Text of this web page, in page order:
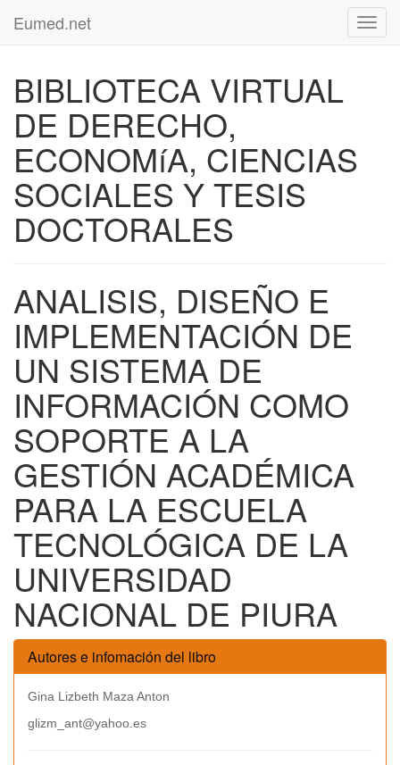
Eumed.net
BIBLIOTECA VIRTUAL
DE DERECHO,
ECONOMíA, CIENCIAS
SOCIALES Y TESIS
DOCTORALES
ANALISIS, DISEÑO E
IMPLEMENTACIÓN DE
UN SISTEMA DE
INFORMACIÓN COMO
SOPORTE A LA
GESTIÓN ACADÉMICA
PARA LA ESCUELA
TECNOLÓGICA DE LA
UNIVERSIDAD
NACIONAL DE PIURA
Autores e infomación del libro
Gina Lizbeth Maza Anton
glizm_ant@yahoo.es